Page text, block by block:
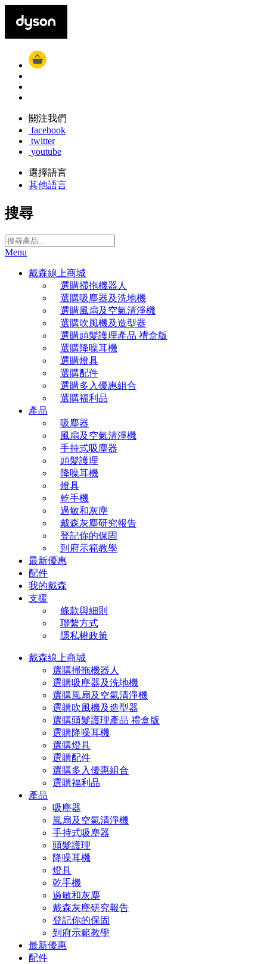
關注我們
facebook
twitter
youtube
選擇語言
其他語言
搜尋
Menu
戴森線上商城
選購掃拖機器人
選購吸塵器及洗地機
選購風扇及空氣清淨機
選購吹風機及造型器
選購頭髮護理產品 禮盒版
選購降噪耳機
選購燈具
選購配件
選購多入優惠組合
選購福利品
產品
吸塵器
風扇及空氣清淨機
手持式吸塵器
頭髮護理
降噪耳機
燈具
乾手機
過敏和灰塵
戴森灰塵研究報告
登記你的保固
到府示範教學
最新優惠
配件
我的戴森
支援
條款與細則
聯繫方式
隱私權政策
戴森線上商城
選購掃拖機器人
選購吸塵器及洗地機
選購風扇及空氣清淨機
選購吹風機及造型器
選購頭髮護理產品 禮盒版
選購降噪耳機
選購燈具
選購配件
選購多入優惠組合
選購福利品
產品
吸塵器
風扇及空氣清淨機
手持式吸塵器
頭髮護理
降噪耳機
燈具
乾手機
過敏和灰塵
戴森灰塵研究報告
登記你的保固
到府示範教學
最新優惠
配件